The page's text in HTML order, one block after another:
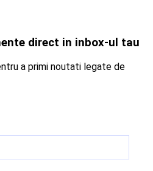
direct in inbox-ul tau
a primi noutati legate de